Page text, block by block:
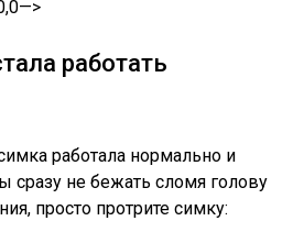
работать
работала нормально и
сразу не бежать сломя голову
просто протрите симку: